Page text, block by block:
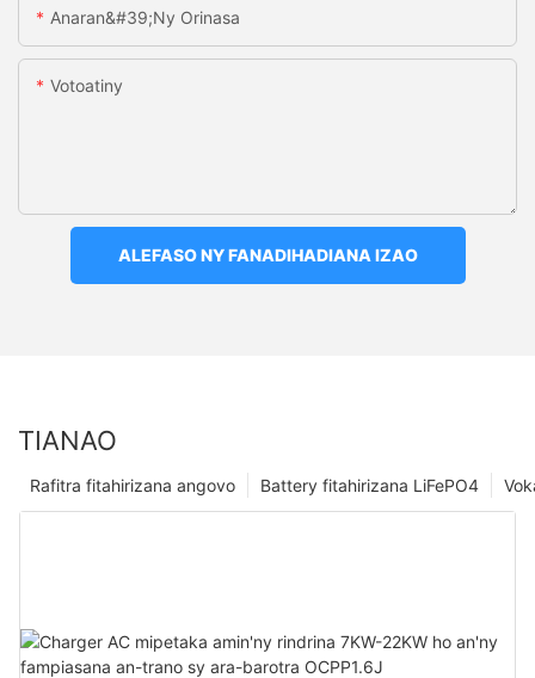
Anaran&#39;ny Orinasa
Votoatiny
ALEFASO NY FANADIHADIANA IZAO
TIANAO
Battery fitahirizana LiFePO4
Rafitra fitahirizana angovo